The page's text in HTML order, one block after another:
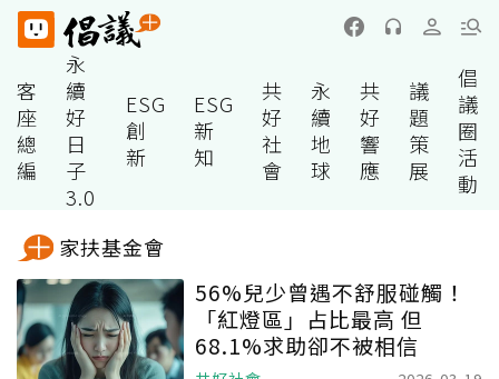
客
座
總
編
永
續
好
日
子
3.0
ESG
創
新
ESG
新
知
共
好
社
會
永
續
地
球
共
好
響
應
議
題
策
展
倡
議
圈
活
動
家扶基金會
56%兒少曾遇不舒服碰觸！
「紅燈區」占比最高 但
68.1%求助卻不被相信